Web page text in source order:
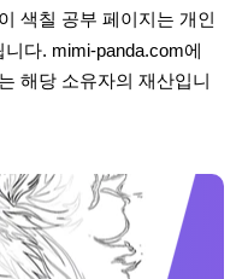
색칠 공부 페이지는 개인
다. mimi-panda.com에
해당 소유자의 재산입니